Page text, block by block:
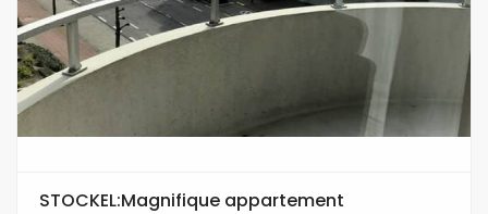
STOCKEL:Magnifique appartement